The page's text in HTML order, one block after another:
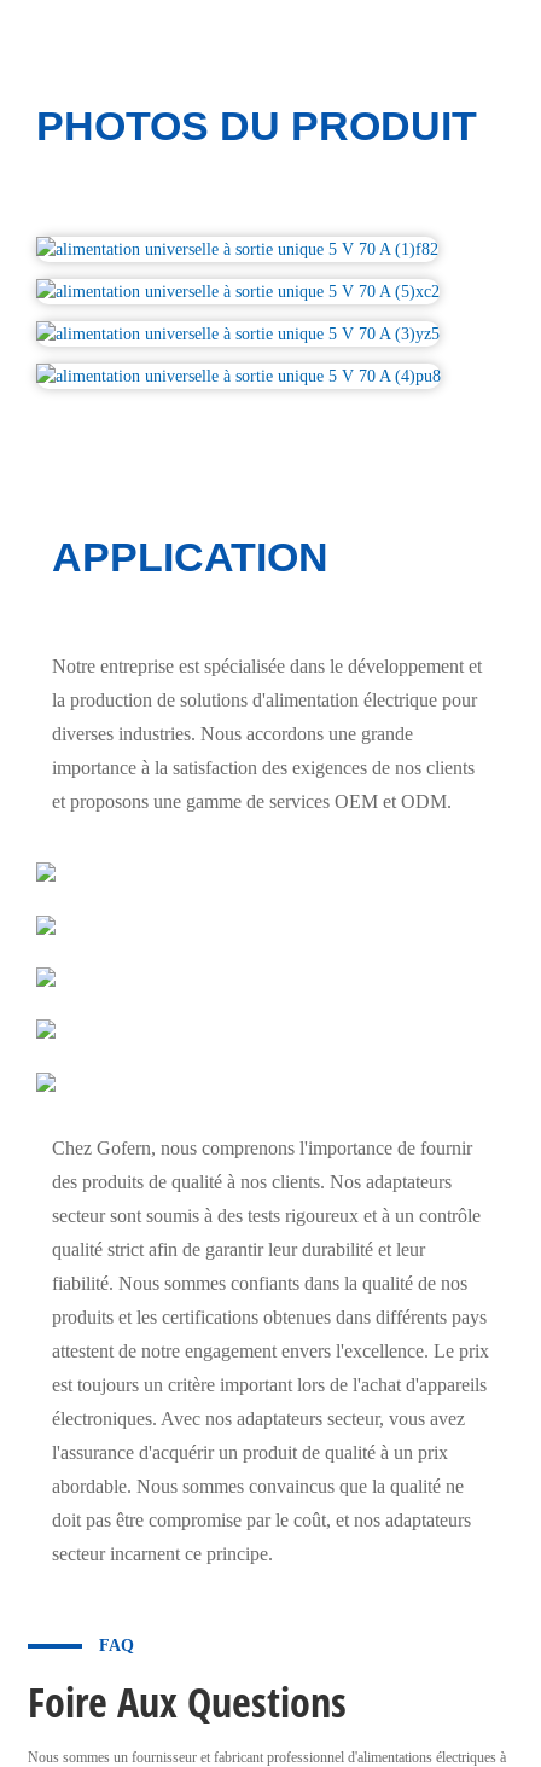
PHOTOS DU PRODUIT
APPLICATION
Notre entreprise est spécialisée dans le développement et
la production de solutions d'alimentation électrique pour
diverses industries. Nous accordons une grande
importance à la satisfaction des exigences de nos clients
et proposons une gamme de services OEM et ODM.
Chez Gofern, nous comprenons l'importance de fournir
des produits de qualité à nos clients. Nos adaptateurs
secteur sont soumis à des tests rigoureux et à un contrôle
qualité strict afin de garantir leur durabilité et leur
fiabilité. Nous sommes confiants dans la qualité de nos
produits et les certifications obtenues dans différents pays
attestent de notre engagement envers l'excellence. Le prix
est toujours un critère important lors de l'achat d'appareils
électroniques. Avec nos adaptateurs secteur, vous avez
l'assurance d'acquérir un produit de qualité à un prix
abordable. Nous sommes convaincus que la qualité ne
doit pas être compromise par le coût, et nos adaptateurs
secteur incarnent ce principe.
FAQ
Foire Aux Questions
Nous sommes un fournisseur et fabricant professionnel d'alimentations électriques à